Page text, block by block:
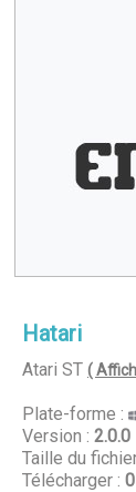
Hatari
Atari ST (
Plate-forme :
Version : 2.0.0
Taille du
Télécharger : 0